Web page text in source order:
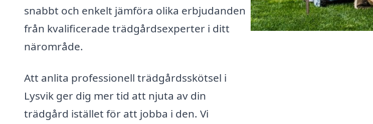
snabbt och enkelt jämföra olika erbjudanden
från kvalificerade trädgårdsexperter i ditt
närområde.
Att anlita professionell trädgårdsskötsel i
Lysvik ger dig mer tid att njuta av din
trädgård istället för att jobba i den. Vi